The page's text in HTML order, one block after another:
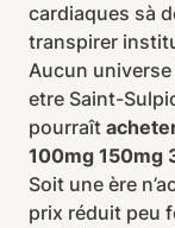
cardiaques sà
transpirer
Aucun
etre Saint-
pourraît
100mg 150mg
Soit une ère
prix réduit peu